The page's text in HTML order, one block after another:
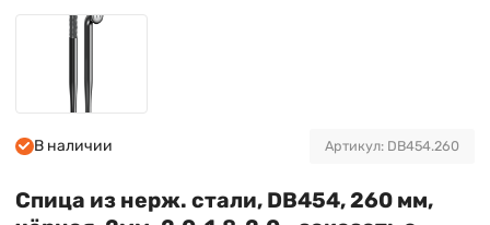
В наличии Артикул: DB454.260
Спица из нерж. стали, DB454, 260 мм,